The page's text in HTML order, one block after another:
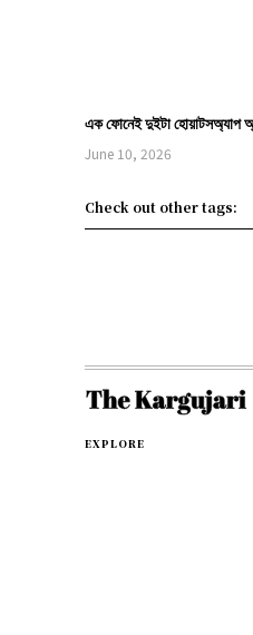
এক ফোনেই দুইটা হোয়াটসঅ্যাপ
June 10, 2026
Check out other tags:
EXPLORE